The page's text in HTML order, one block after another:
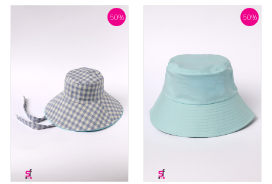
50% 50%